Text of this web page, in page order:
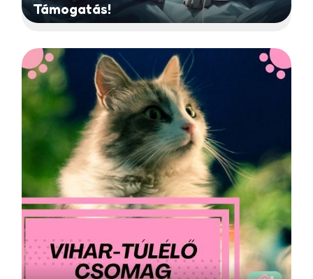
Támogatás!